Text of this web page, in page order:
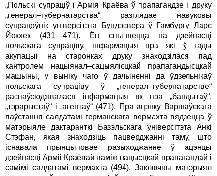
„Польскі супраціў і Армія Краёва ў прапагандзе і друку
„генерал–губернатарства“ разглядае навуковы
супрацоўнік універсітэта Бундэсвера ў Гамбургу Ларс
Йокхек (431—471). Ён спыняецца на дзейнасці
польскага супраціву, інфармацыя пра які ў гады
акупацыі на старонках друку знаходзілася пад
кантролем нацыянал–сацыялісцкай прапагандысцкай
машыны, у выніку чаго ў дачыненні да ўдзельнікаў
польскага супраціву ў „генерал–губернатарстве“
распаўсюджвалася інфармацыя як пра „бандытаў“,
„тэрарыстаў“ і „агентаў“ (471). Пра ацэнку Варшаўскага
паўстання салдатамі германскага вермахта вядзецца ў
матэрыяле дактаранткі Базэльскага універсітэта Анкі
Стэфан, якая знаходзіць пацверджанні таму, што
існавала прынцыповае разыходжанне ў ацэнцы
дзейнасці Арміі Краёвай паміж нацысцкай прапагандай і
самімі салдатамі вермахта (494). Заключны матэрыял